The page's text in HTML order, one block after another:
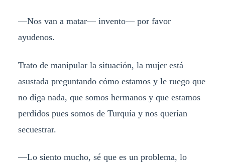
—Nos van a matar— invento— por favor
ayudenos.
Trato de manipular la situación, la mujer está
asustada preguntando cómo estamos y le ruego que
no diga nada, que somos hermanos y que estamos
perdidos pues somos de Turquía y nos querían
secuestrar.
—Lo siento mucho, sé que es un problema, lo